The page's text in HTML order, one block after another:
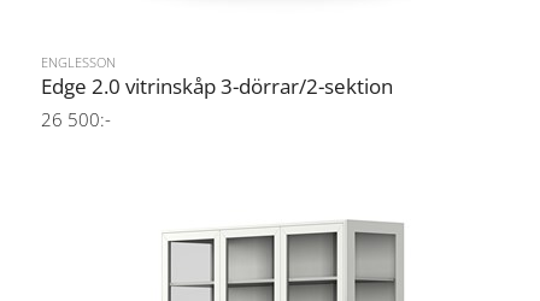
ENGLESSON
Edge 2.0 vitrinskåp 3-dörrar/2-sektion
26 500:-